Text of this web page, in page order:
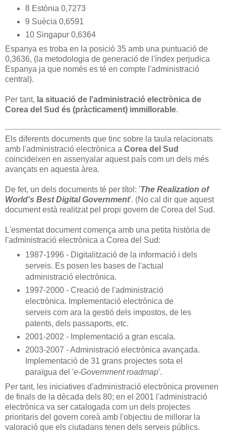
8 Estònia 0,7273
9 Suècia 0,6591
10 Singapur 0,6364
Espanya es troba en la posició 35 amb una puntuació de
0,3636, (la metodologia de generació de l'índex perjudica
Espanya ja que només es té en compte l'administració
central).
Per tant, la situació de l'administració electrònica de
Corea del Sud és (pràcticament) immillorable.
Els diferents documents que tinc sobre la taula relacionats
amb l'administració electrònica a Corea del Sud
coincideixen en assenyalar aquest país com un dels més
avançats en aquesta àrea.
De fet, un dels documents té per títol: 'The Realization of
World's Best Digital Government'. (No cal dir que aquest
document està realitzat pel propi govern de Corea del Sud.
L'esmentat document comença amb una petita història de
l'administració electrònica a Corea del Sud:
1987-1996 - Digitalització de la informació i dels
serveis. Es posen les bases de l'actual
administració electrònica.
1997-2000 - Creació de l'administració
electrònica. Implementació electrònica de
serveis com ara la gestió dels impostos, de les
patents, dels passaports, etc.
2001-2002 - Implementació a gran escala.
2003-2007 - Administració electrònica avançada.
Implementació de 31 grans projectes sota el
paraïgua del 'e-Government roadmap'.
Per tant, les iniciatives d'administració electrònica provenen
de finals de la dècada dels 80; en el 2001 l'administració
electrònica va ser catalogada com un dels projectes
prioritaris del govern coreà amb l'objectiu de millorar la
valoració que els ciutadans tenen dels serveis públics.